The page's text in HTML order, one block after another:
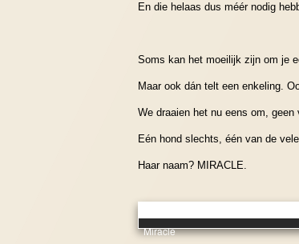
En die helaas dus méér nodig
Soms kan het moeilijk zijn om je
Maar ook dán telt een enkeling.
We draaien het nu eens om, geen
Eén hond slechts, één van de
Haar naam? MIRACLE.
Miracle